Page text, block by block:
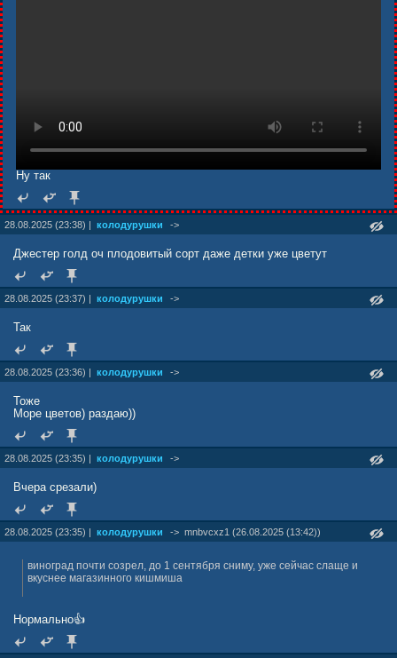
Ну так
28.08.2025 (23:38) | колодурушки ->
Джестер голд оч плодовитый сорт даже детки уже цветут
28.08.2025 (23:37) | колодурушки ->
Так
28.08.2025 (23:36) | колодурушки ->
Тоже
Море цветов) раздаю))
28.08.2025 (23:35) | колодурушки ->
Вчера срезали)
28.08.2025 (23:35) | колодурушки -> mnbvcxz1 (26.08.2025 (13:42))
виноград почти созрел, до 1 сентября сниму, уже сейчас слаще и
вкуснее магазинного кишмиша
Нормально👍